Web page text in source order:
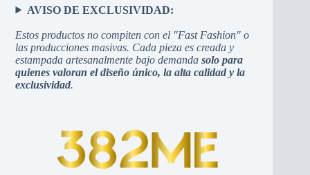
AVISO DE EXCLUSIVIDAD:
Estos productos no compiten con el "Fast Fashion" o
las producciones masivas. Cada pieza es creada y
estampada artesanalmente bajo demandasolo para
quienes valoran el diseño único, la alta calidad y la
exclusividad.